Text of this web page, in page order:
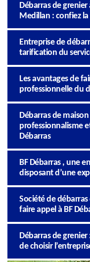
Débarras de
Medillan : confiez
Entreprise de
tarification du
Les avantages de
professionnelle du
Débarras de
professionnalisme
Débarras
BF Débarras , une
disposant d’une
Société de
faire appel à BF
Débarras de
de choisir